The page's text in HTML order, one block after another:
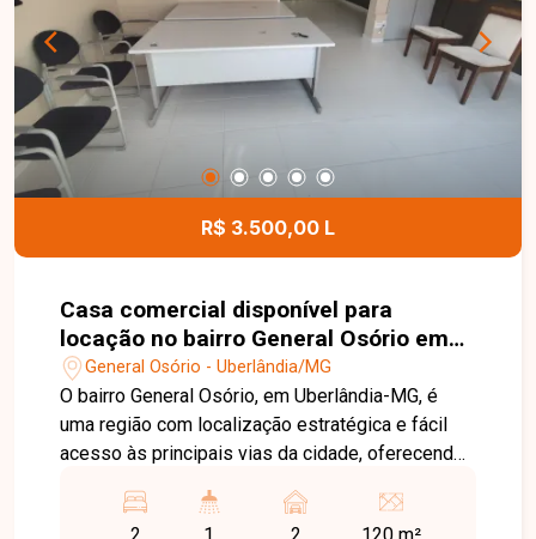
armário e box em blindex e 01 vaga de garagem.
O condomínio dispõe de elevador,
proporcionando mais conforto e praticidade aos
moradores. Entre em contato para mais
informações e agende uma visita para conhecer
este excelente apartamento mobiliado.
R$ 3.500,00 L
Casa comercial disponível para
locação no bairro General Osório em
Uberlândia-MG
General Osório - Uberlândia/MG
O bairro General Osório, em Uberlândia-MG, é
uma região com localização estratégica e fácil
acesso às principais vias da cidade, oferecendo
proximidade com comércios, serviços e outros